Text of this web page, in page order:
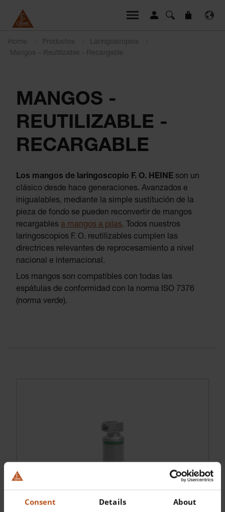
Consent Details About
Home Productos
Laringoscopios
Mangos – Reutilizable - Recargable
MANGOS -
REUTILIZABLE -
RECARGABLE
Los mangos de laringoscopio F. O. HEINE son un
clásico desde hace generaciones. Avanzados e
inigualables, mediante la simple sustitución de la
pieza de fondo se pueden reconvertir de mangos
recargables a mangos a pilas. Todos nuestros
laringoscopios F. O. reutilizables cumplen las
directrices relevantes de reprocesamiento a nivel
nacional e internacional.
Los mangos son compatibles con todas las
espátulas de conformidad con la norma ISO 7376
(norma verde).